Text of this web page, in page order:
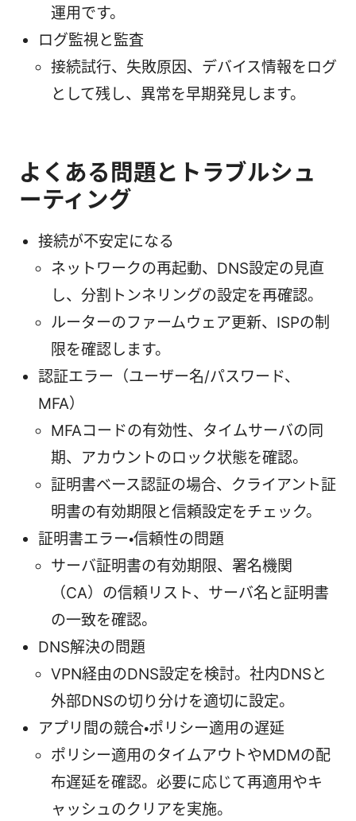
運用です。
ログ監視と監査
接続試行、失敗原因、デバイス情報をログ
として残し、異常を早期発見します。
よくある問題とトラブルシュ
ーティング
接続が不安定になる
ネットワークの再起動、DNS設定の見直
し、分割トンネリングの設定を再確認。
ルーターのファームウェア更新、ISPの制
限を確認します。
認証エラー（ユーザー名/パスワード、
MFA）
MFAコードの有効性、タイムサーバの同
期、アカウントのロック状態を確認。
証明書ベース認証の場合、クライアント証
明書の有効期限と信頼設定をチェック。
証明書エラー・信頼性の問題
サーバ証明書の有効期限、署名機関
（CA）の信頼リスト、サーバ名と証明書
の一致を確認。
DNS解決の問題
VPN経由のDNS設定を検討。社内DNSと
外部DNSの切り分けを適切に設定。
アプリ間の競合・ポリシー適用の遅延
ポリシー適用のタイムアウトやMDMの配
布遅延を確認。必要に応じて再適用やキ
ャッシュのクリアを実施。